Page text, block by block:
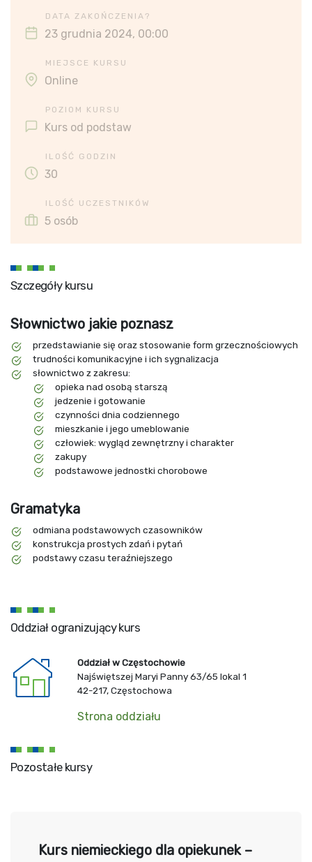
DATA ZAKOŃCZENIA?
23 grudnia 2024, 00:00
MIEJSCE KURSU
Online
POZIOM KURSU
Kurs od podstaw
ILOŚĆ GODZIN
30
ILOŚĆ UCZESTNIKÓW
5 osób
Szczegóły kursu
Słownictwo jakie poznasz
przedstawianie się oraz stosowanie form grzecznościowych
trudności komunikacyjne i ich sygnalizacja
słownictwo z zakresu:
opieka nad osobą starszą
jedzenie i gotowanie
czynności dnia codziennego
mieszkanie i jego umeblowanie
człowiek: wygląd zewnętrzny i charakter
zakupy
podstawowe jednostki chorobowe
Gramatyka
odmiana podstawowych czasowników
konstrukcja prostych zdań i pytań
podstawy czasu teraźniejszego
Oddział ogranizujący kurs
Oddział w Częstochowie
Najświętszej Maryi Panny 63/65 lokal 1
42-217, Częstochowa
Strona oddziału
Pozostałe kursy
Kurs niemieckiego dla opiekunek –